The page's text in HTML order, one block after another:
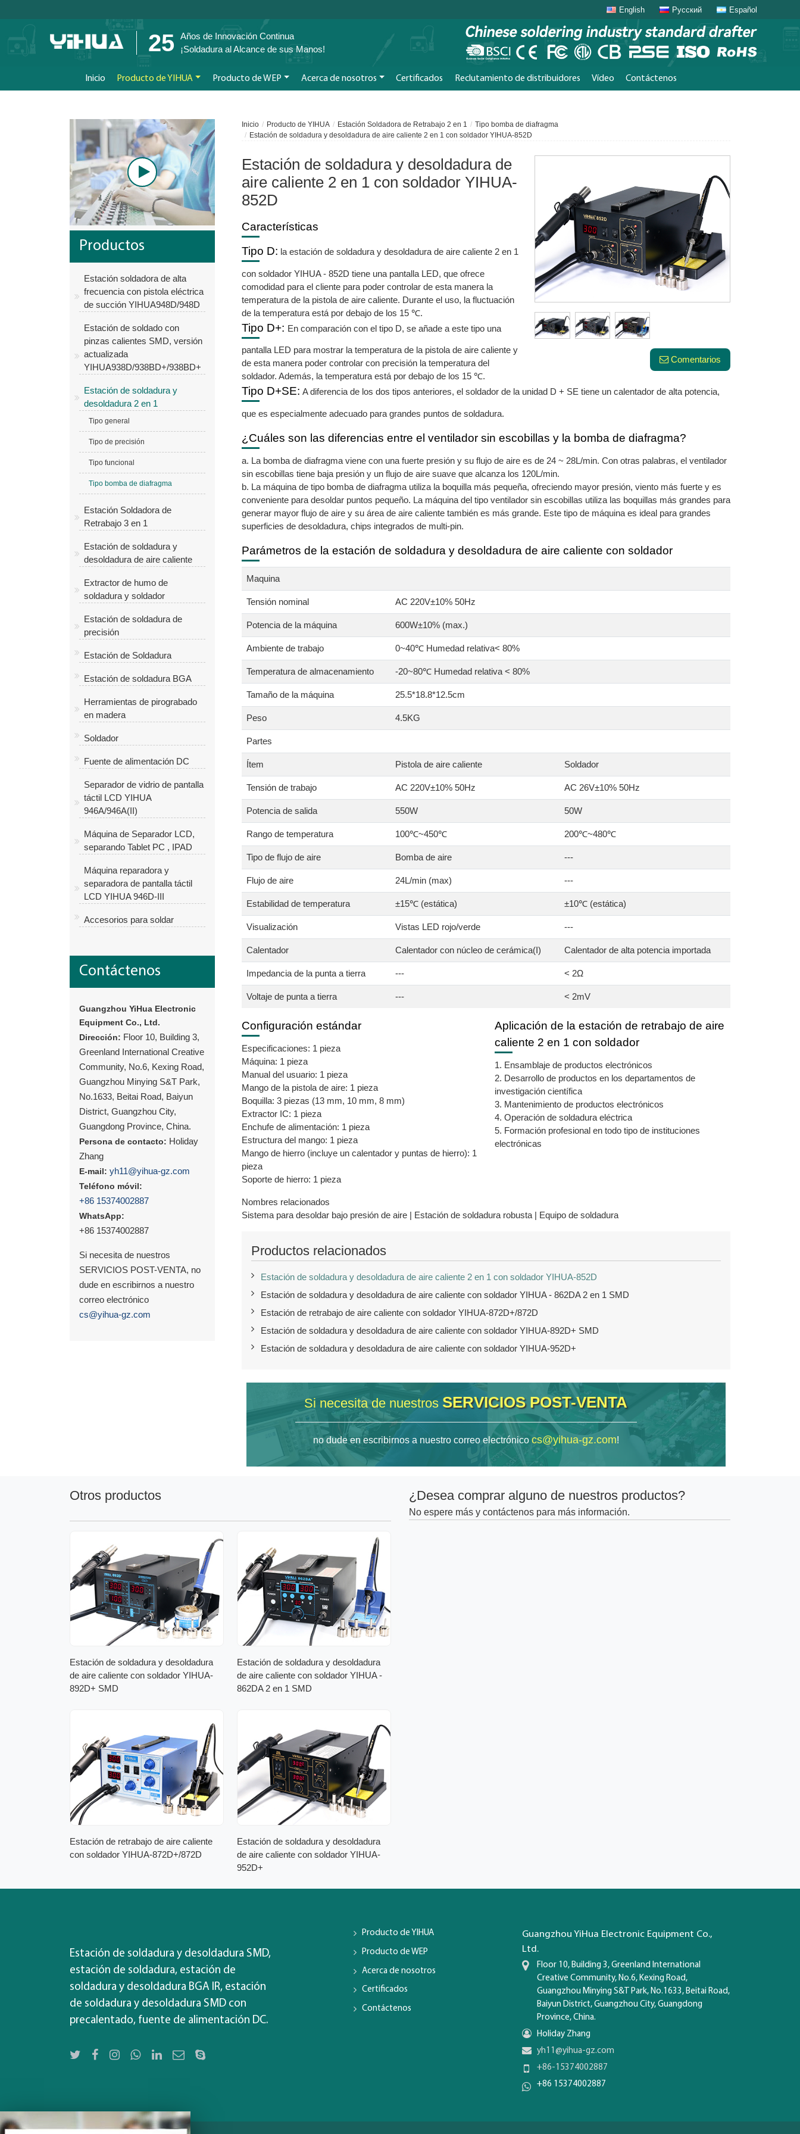
English Русский Español
25 Años de Innovación Continua
¡Soldadura al Alcance de sus Manos!
Inicio Producto de YIHUA Producto de WEP Acerca de nosotros Certificados Reclutamiento de distribuidores Vídeo Contáctenos
Inicio Producto de YIHUA Estación Soldadora de Retrabajo 2 en 1
Tipo bomba de diafragma
Estación de soldadura y desoldadura de aire caliente 2 en 1 con soldador YIHUA-852D
Comentarios
Estación de soldadura y desoldadura de
aire caliente 2 en 1 con soldador YIHUA-
852D
Características
Tipo D: la estación de soldadura y desoldadura de aire caliente 2 en 1
con soldador YIHUA - 852D tiene una pantalla LED, que ofrece
comodidad para el cliente para poder controlar de esta manera la
temperatura de la pistola de aire caliente. Durante el uso, la fluctuación
de la temperatura está por debajo de los 15 ℃.
Tipo D+: En comparación con el tipo D, se añade a este tipo una
pantalla LED para mostrar la temperatura de la pistola de aire caliente y
de esta manera poder controlar con precisión la temperatura del
soldador. Además, la temperatura está por debajo de los 15 ℃.
Tipo D+SE: A diferencia de los dos tipos anteriores, el soldador de la unidad D + SE tiene un calentador de alta potencia,
que es especialmente adecuado para grandes puntos de soldadura.
¿Cuáles son las diferencias entre el ventilador sin escobillas y la bomba de diafragma?
a. La bomba de diafragma viene con una fuerte presión y su flujo de aire es de 24 ~ 28L/min. Con otras palabras, el ventilador
sin escobillas tiene baja presión y un flujo de aire suave que alcanza los 120L/min.
b. La máquina de tipo bomba de diafragma utiliza la boquilla más pequeña, ofreciendo mayor presión, viento más fuerte y es
conveniente para desoldar puntos pequeño. La máquina del tipo ventilador sin escobillas utiliza las boquillas más grandes para
generar mayor flujo de aire y su área de aire caliente también es más grande. Este tipo de máquina es ideal para grandes
superficies de desoldadura, chips integrados de multi-pin.
Parámetros de la estación de soldadura y desoldadura de aire caliente con soldador
Maquina
Tensión nominal AC 220V±10% 50Hz
Potencia de la máquina 600W±10% (max.)
Ambiente de trabajo 0~40℃ Humedad relativa< 80%
Temperatura de almacenamiento -20~80℃ Humedad relativa < 80%
Tamaño de la máquina 25.5*18.8*12.5cm
Peso 4.5KG
Partes
Ítem Pistola de aire caliente Soldador
Tensión de trabajo AC 220V±10% 50Hz AC 26V±10% 50Hz
Potencia de salida 550W 50W
Rango de temperatura 100℃~450℃ 200℃~480℃
Tipo de flujo de aire Bomba de aire ---
Flujo de aire 24L/min (max) ---
Estabilidad de temperatura ±15℃ (estática) ±10℃ (estática)
Visualización Vistas LED rojo/verde ---
Calentador Calentador con núcleo de cerámica(I) Calentador de alta potencia importada
Impedancia de la punta a tierra --- < 2Ω
Voltaje de punta a tierra --- < 2mV
Configuración estándar
Especificaciones: 1 pieza
Máquina: 1 pieza
Manual del usuario: 1 pieza
Mango de la pistola de aire: 1 pieza
Boquilla: 3 piezas (13 mm, 10 mm, 8 mm)
Extractor IC: 1 pieza
Enchufe de alimentación: 1 pieza
Estructura del mango: 1 pieza
Mango de hierro (incluye un calentador y puntas de hierro): 1
pieza
Soporte de hierro: 1 pieza
Aplicación de la estación de retrabajo de aire
caliente 2 en 1 con soldador
1. Ensamblaje de productos electrónicos
2. Desarrollo de productos en los departamentos de
investigación científica
3. Mantenimiento de productos electrónicos
4. Operación de soldadura eléctrica
5. Formación profesional en todo tipo de instituciones
electrónicas
Nombres relacionados
Sistema para desoldar bajo presión de aire | Estación de soldadura robusta | Equipo de soldadura
Productos relacionados
Estación de soldadura y desoldadura de aire caliente 2 en 1 con soldador YIHUA-852D
Estación de soldadura y desoldadura de aire caliente con soldador YIHUA - 862DA 2 en 1 SMD
Estación de retrabajo de aire caliente con soldador YIHUA-872D+/872D
Estación de soldadura y desoldadura de aire caliente con soldador YIHUA-892D+ SMD
Estación de soldadura y desoldadura de aire caliente con soldador YIHUA-952D+
Si necesita de nuestrosSERVICIOS POST-VENTA
no dude en escribirnos a nuestro correo electrónico cs@yihua-gz.com!
Productos
Estación soldadora de alta
frecuencia con pistola eléctrica
de succión YIHUA948D/948D
Estación de soldado con
pinzas calientes SMD, versión
actualizada
YIHUA938D/938BD+/938BD+
Estación de soldadura y
desoldadura 2 en 1
Tipo general
Tipo de precisión
Tipo funcional
Tipo bomba de diafragma
Estación Soldadora de
Retrabajo 3 en 1
Estación de soldadura y
desoldadura de aire caliente
Extractor de humo de
soldadura y soldador
Estación de soldadura de
precisión
Estación de Soldadura
Estación de soldadura BGA
Herramientas de pirograbado
en madera
Soldador
Fuente de alimentación DC
Separador de vidrio de pantalla
táctil LCD YIHUA
946A/946A(II)
Máquina de Separador LCD,
separando Tablet PC , IPAD
Máquina reparadora y
separadora de pantalla táctil
LCD YIHUA 946D-III
Accesorios para soldar
Contáctenos
Guangzhou YiHua Electronic
Equipment Co., Ltd.
Dirección: Floor 10, Building 3,
Greenland International Creative
Community, No.6, Kexing Road,
Guangzhou Minying S&T Park,
No.1633, Beitai Road, Baiyun
District, Guangzhou City,
Guangdong Province, China.
Persona de contacto: Holiday
Zhang
E-mail: yh11@yihua-gz.com
Teléfono móvil:
+86 15374002887
WhatsApp:
+86 15374002887
Si necesita de nuestros
SERVICIOS POST-VENTA, no
dude en escribirnos a nuestro
correo electrónico
cs@yihua-gz.com
Otros productos
Estación de soldadura y desoldadura
de aire caliente con soldador YIHUA-
892D+ SMD
Estación de soldadura y desoldadura
de aire caliente con soldador YIHUA -
862DA 2 en 1 SMD
Estación de retrabajo de aire caliente
con soldador YIHUA-872D+/872D
Estación de soldadura y desoldadura
de aire caliente con soldador YIHUA-
952D+
¿Desea comprar alguno de nuestros productos?
No espere más y contáctenos para más información.
Estación de soldadura y desoldadura SMD,
estación de soldadura, estación de
soldadura y desoldadura BGA IR, estación
de soldadura y desoldadura SMD con
precalentado, fuente de alimentación DC.
Producto de YIHUA
Producto de WEP
Acerca de nosotros
Certificados
Contáctenos
Guangzhou YiHua Electronic Equipment Co.,
Ltd.
Floor 10, Building 3, Greenland International
Creative Community, No.6, Kexing Road,
Guangzhou Minying S&T Park, No.1633, Beitai Road,
Baiyun District, Guangzhou City, Guangdong
Province, China.
Holiday Zhang
yh11@yihua-gz.com
+86-15374002887
+86 15374002887